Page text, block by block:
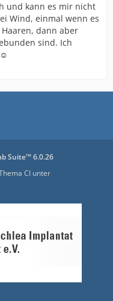
und kann es mir nicht
Wind, einmal wenn es
dann aber
sind. Ich
Suite™ 6.0.26
CI unter